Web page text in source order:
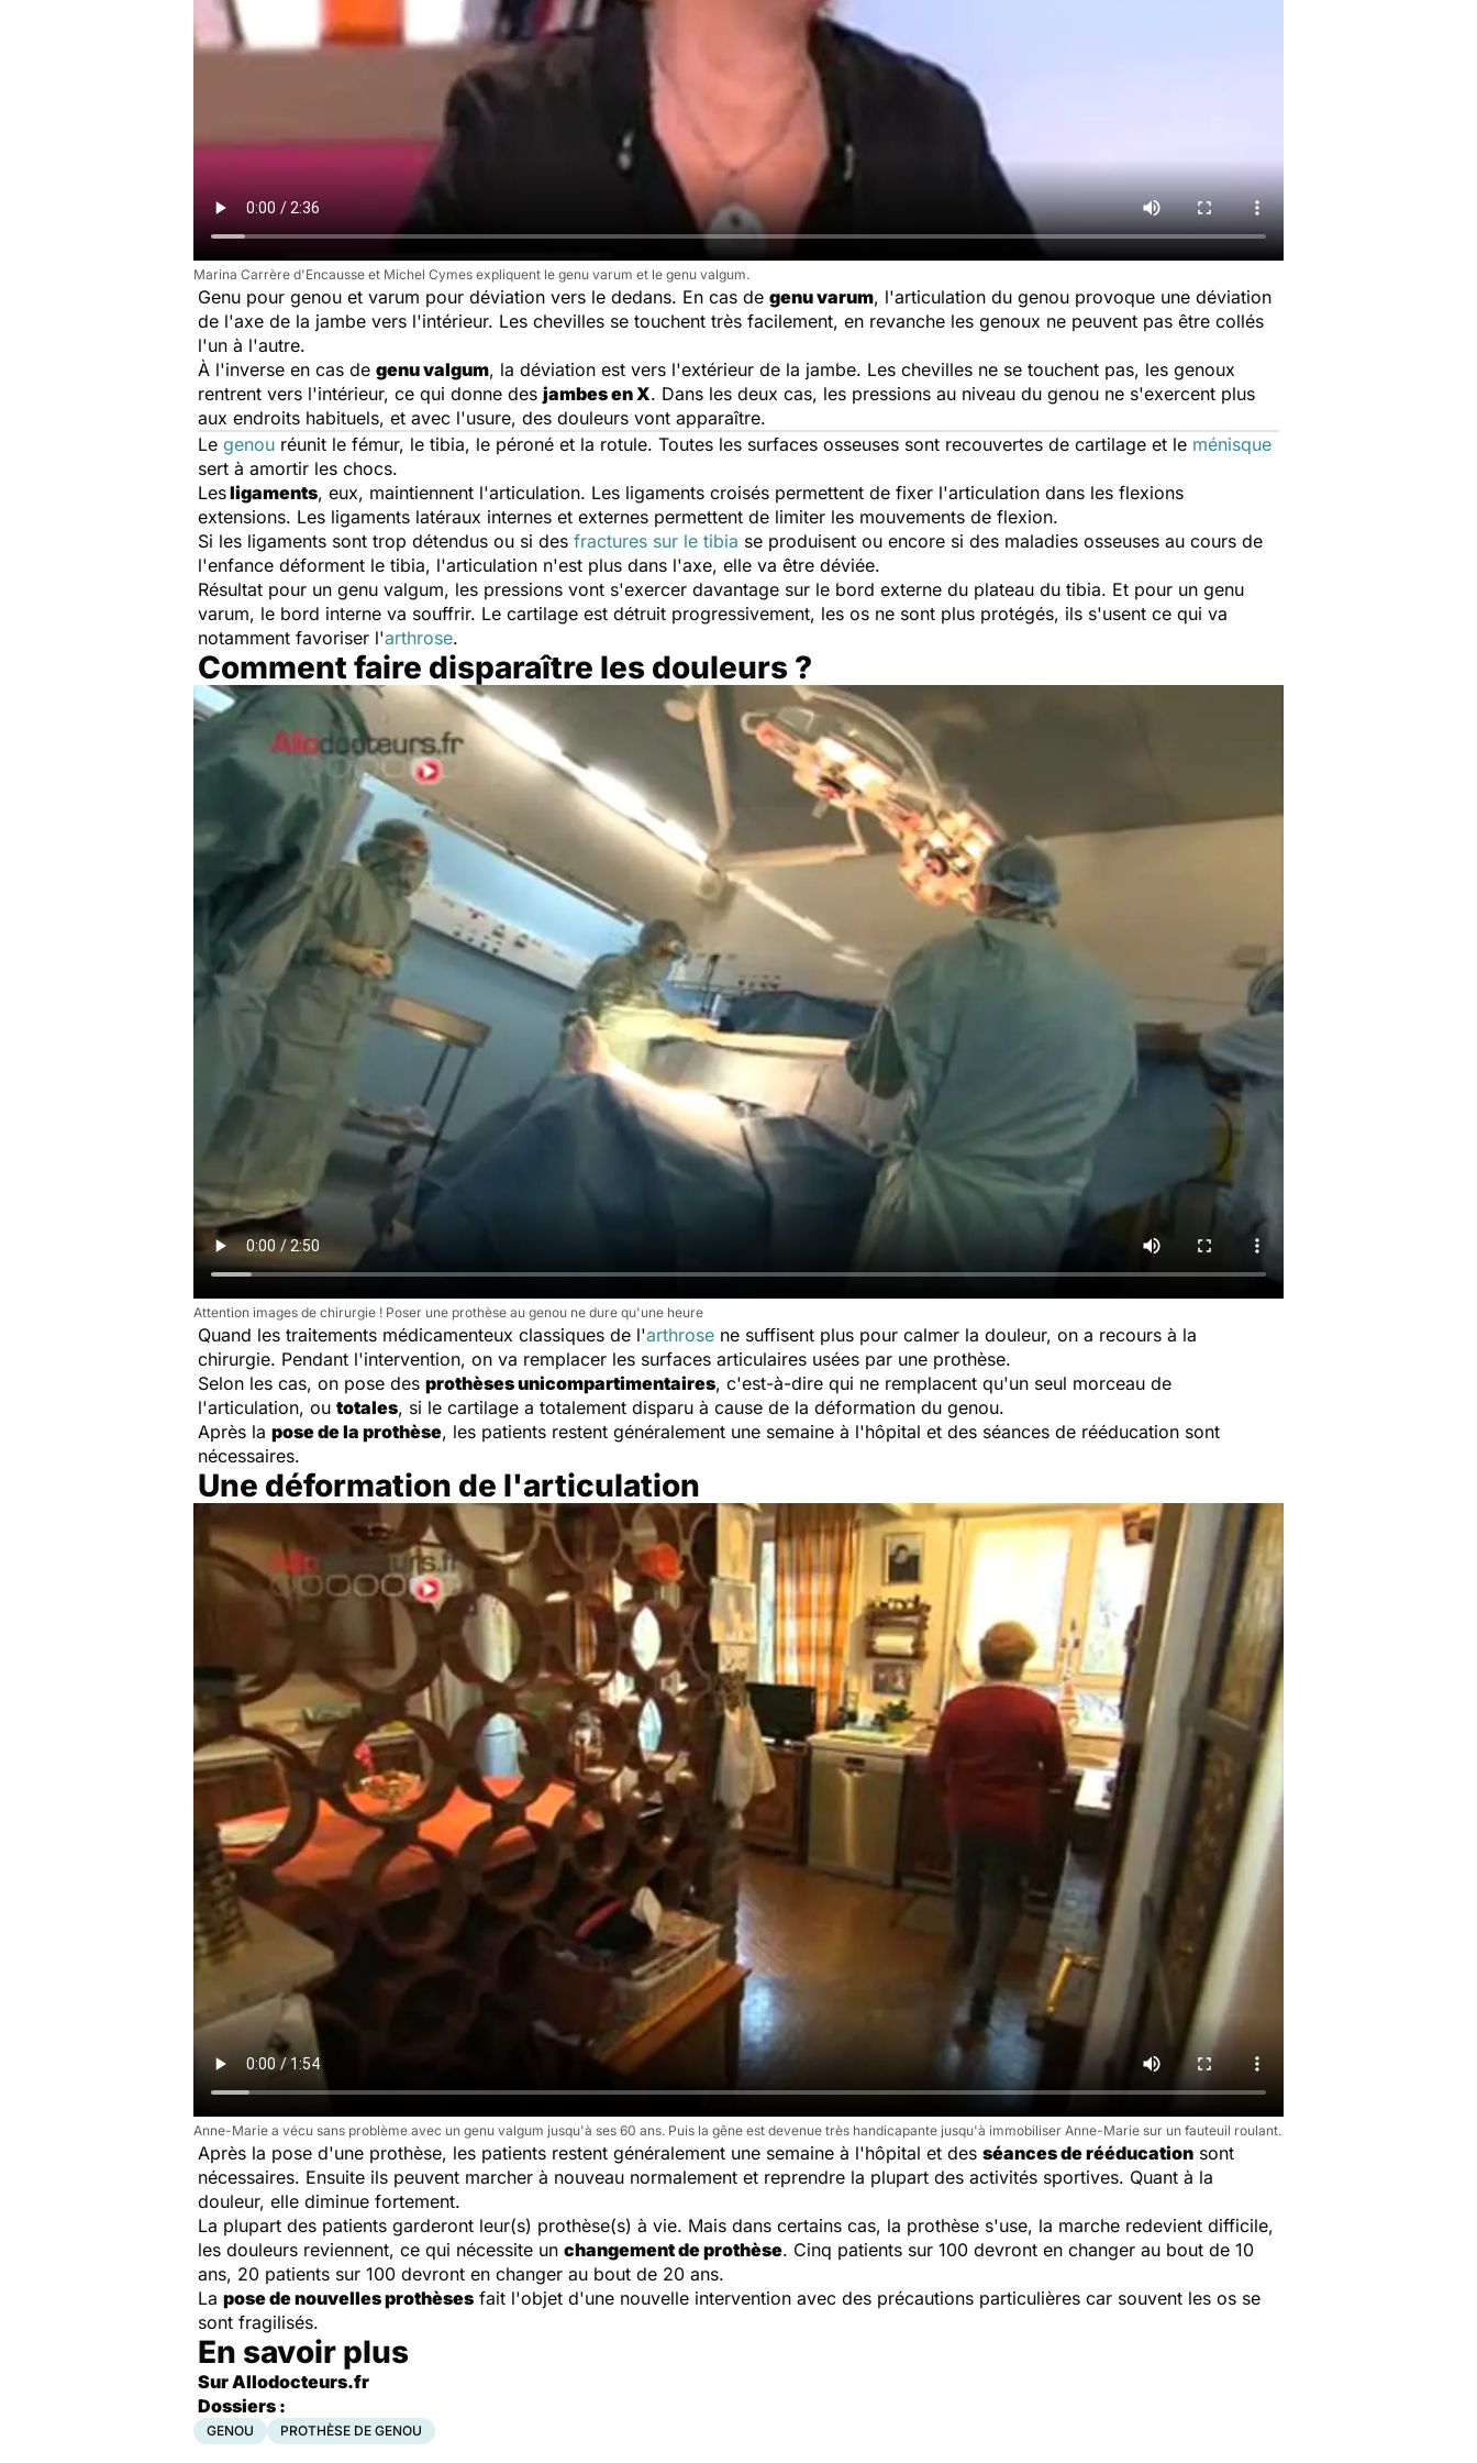
Marina Carrère d'Encausse et Michel Cymes expliquent le genu varum et le genu valgum.
Genu pour genou et varum pour déviation vers le dedans. En cas de genu varum, l'articulation du genou provoque une déviation
de l'axe de la jambe vers l'intérieur. Les chevilles se touchent très facilement, en revanche les genoux ne peuvent pas être collés
l'un à l'autre.
À l'inverse en cas de genu valgum, la déviation est vers l'extérieur de la jambe. Les chevilles ne se touchent pas, les genoux
rentrent vers l'intérieur, ce qui donne des jambes en X. Dans les deux cas, les pressions au niveau du genou ne s'exercent plus
aux endroits habituels, et avec l'usure, des douleurs vont apparaître.
Le genou réunit le fémur, le tibia, le péroné et la rotule. Toutes les surfaces osseuses sont recouvertes de cartilage et le ménisque
sert à amortir les chocs.
Lesligaments, eux, maintiennent l'articulation. Les ligaments croisés permettent de fixer l'articulation dans les flexions
extensions. Les ligaments latéraux internes et externes permettent de limiter les mouvements de flexion.
Si les ligaments sont trop détendus ou si des fractures sur le tibia se produisent ou encore si des maladies osseuses au cours de
l'enfance déforment le tibia, l'articulation n'est plus dans l'axe, elle va être déviée.
Résultat pour un genu valgum, les pressions vont s'exercer davantage sur le bord externe du plateau du tibia. Et pour un genu
varum, le bord interne va souffrir. Le cartilage est détruit progressivement, les os ne sont plus protégés, ils s'usent ce qui va
notamment favoriser l'arthrose.
Comment faire disparaître les douleurs ?
Attention images de chirurgie ! Poser une prothèse au genou ne dure qu'une heure
Quand les traitements médicamenteux classiques de l'arthrose ne suffisent plus pour calmer la douleur, on a recours à la
chirurgie. Pendant l'intervention, on va remplacer les surfaces articulaires usées par une prothèse.
Selon les cas, on pose des prothèses unicompartimentaires, c'est-à-dire qui ne remplacent qu'un seul morceau de
l'articulation, ou totales, si le cartilage a totalement disparu à cause de la déformation du genou.
Après la pose de la prothèse, les patients restent généralement une semaine à l'hôpital et des séances de rééducation sont
nécessaires.
Une déformation de l'articulation
Anne-Marie a vécu sans problème avec un genu valgum jusqu'à ses 60 ans. Puis la gêne est devenue très handicapante jusqu'à immobiliser Anne-Marie sur un fauteuil roulant.
Après la pose d'une prothèse, les patients restent généralement une semaine à l'hôpital et des séances de rééducation sont
nécessaires. Ensuite ils peuvent marcher à nouveau normalement et reprendre la plupart des activités sportives. Quant à la
douleur, elle diminue fortement.
La plupart des patients garderont leur(s) prothèse(s) à vie. Mais dans certains cas, la prothèse s'use, la marche redevient difficile,
les douleurs reviennent, ce qui nécessite un changement de prothèse. Cinq patients sur 100 devront en changer au bout de 10
ans, 20 patients sur 100 devront en changer au bout de 20 ans.
La pose de nouvelles prothèses fait l'objet d'une nouvelle intervention avec des précautions particulières car souvent les os se
sont fragilisés.
En savoir plus
Sur Allodocteurs.fr
Dossiers :
GENOU PROTHÈSE DE GENOU